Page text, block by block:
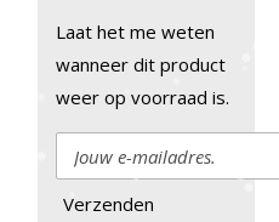
Laat het me weten
wanneer dit product
weer op voorraad is.
Verzenden